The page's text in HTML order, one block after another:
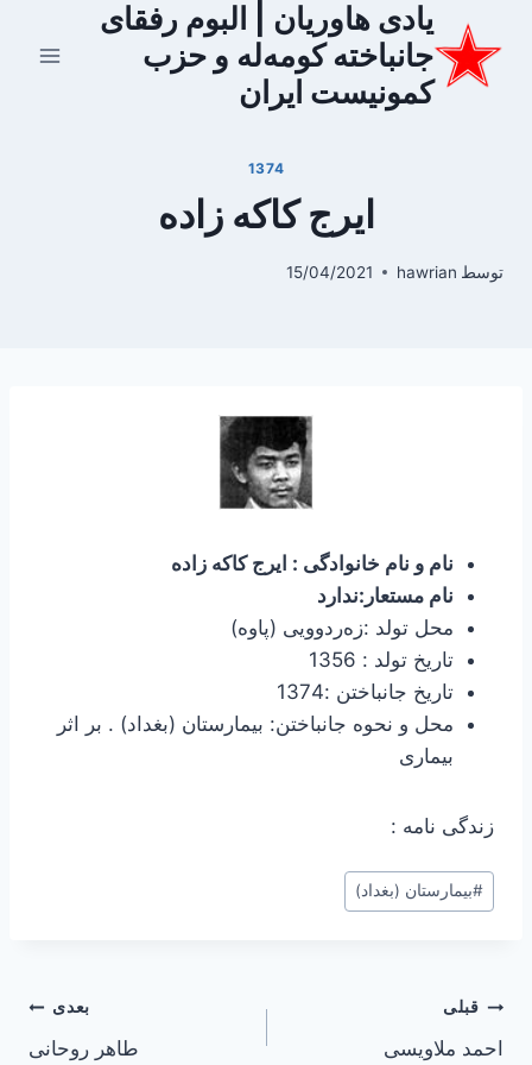
محتوا
یادی هاوریان | البوم رفقای
جانباخته کومه‌له و حزب
کمونیست ایران
1374
ایرج کاکه زاده
توسط hawrian
15/04/2021
نام و نام خانوادگی : ایرج کاکه زاده
نام مستعار:ندارد
محل تولد :زەردوویی (پاوه)
تاریخ تولد : 1356
تاریخ جانباختن :1374
محل و نحوه جانباختن: بیمارستان (بغداد) . بر اثر
بیماری
زندگی نامه :
برچسب‌های
نوشته:
#بیمارستان (بغداد)
راهبری
قبلی
احمد ملاویسی
بعدی
طاهر روحانی